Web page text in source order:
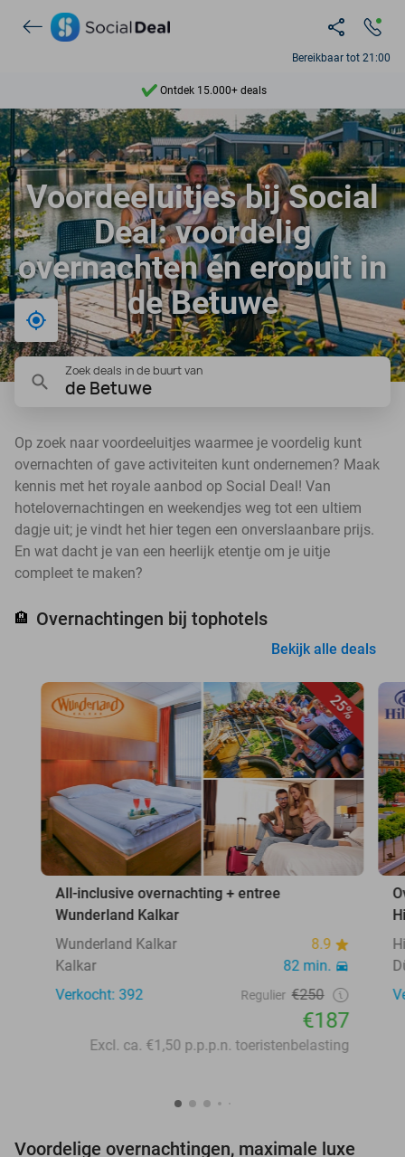
Bereikbaar tot 21:00
Ontdek 15.000+ deals
7 dagen per week beschikbaar
10+ miljoen leden
9,4
Ontdek 15.000+ deals
Voordeeluitjes bij Social
Deal: voordelig
overnachten én eropuit in
de Betuwe
Bij mij in de buurt
Zoek deals in de buurt van
de Betuwe
Op zoek naar voordeeluitjes waarmee je voordelig kunt
overnachten of gave activiteiten kunt ondernemen? Maak
kennis met het royale aanbod op Social Deal! Van
hotelovernachtingen en weekendjes weg tot een ultiem
dagje uit; je vindt het hier tegen een onverslaanbare prijs.
En wat dacht je van een heerlijk etentje om je uitje
compleet te maken?
🏨 Overnachtingen bij tophotels
Bekijk alle deals
25%
All-inclusive overnachting + entree
Wunderland Kalkar
Wunderland Kalkar
8.9
Kalkar
82 min.
Verkocht: 392
Regulier €250
€187
Excl. ca. €1,50 p.p.p.n. toeristenbelasting
Voordelige overnachtingen, maximale luxe